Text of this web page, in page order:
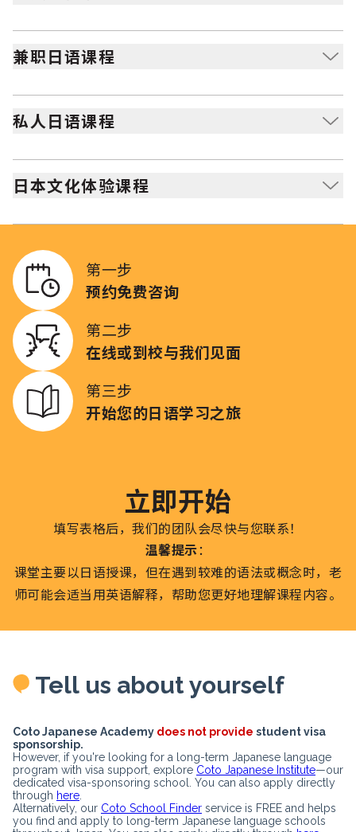
适合在繁忙日程中，也希望学习日语并提升会话能力的人
士。
兼职日语课程
为忙碌的成年人打造，可以按照自己的节奏，在互动且支
持性的环境中学习日语。
私人日语课程
一对一授课，适合希望与教师单独学习、获得个性化学习
体验的学员。
日本文化体验课程
适合想要体验茶道、书法、团子或铜锣烧制作等多种日本
第一步
预约免费咨询
第二步
在线或到校与我们见面
第三步
开始您的日语学习之旅
立即开始
填写表格后，我们的团队会尽快与您联系！
温馨提示：
课堂主要以日语授课，但在遇到较难的语法或概念时，老
师可能会适当用英语解释，帮助您更好地理解课程内容。